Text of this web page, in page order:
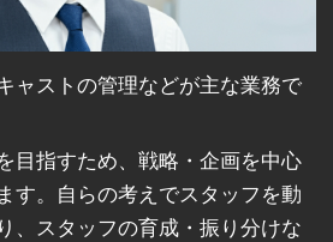
ャストの管理などが主な業務で
目指すため、戦略・企画を中心
す。自らの考えでスタッフを動
、スタッフの育成・振り分けな